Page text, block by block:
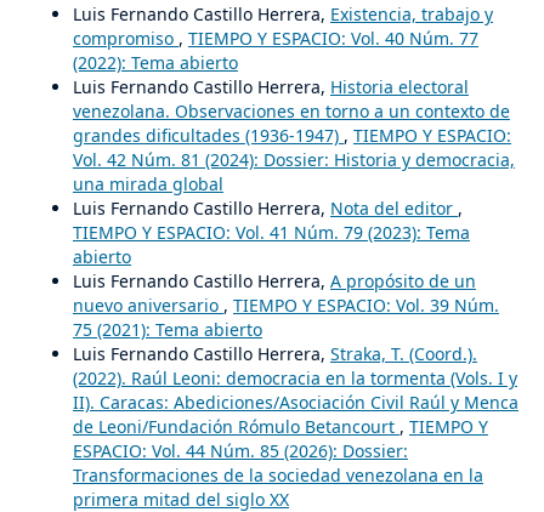
Luis Fernando Castillo Herrera, Existencia, trabajo y
compromiso , TIEMPO Y ESPACIO: Vol. 40 Núm. 77
(2022): Tema abierto
Luis Fernando Castillo Herrera, Historia electoral
venezolana. Observaciones en torno a un contexto de
grandes dificultades (1936-1947) , TIEMPO Y ESPACIO:
Vol. 42 Núm. 81 (2024): Dossier: Historia y democracia,
una mirada global
Luis Fernando Castillo Herrera, Nota del editor ,
TIEMPO Y ESPACIO: Vol. 41 Núm. 79 (2023): Tema
abierto
Luis Fernando Castillo Herrera, A propósito de un
nuevo aniversario , TIEMPO Y ESPACIO: Vol. 39 Núm.
75 (2021): Tema abierto
Luis Fernando Castillo Herrera, Straka, T. (Coord.).
(2022). Raúl Leoni: democracia en la tormenta (Vols. I y
II). Caracas: Abediciones/Asociación Civil Raúl y Menca
de Leoni/Fundación Rómulo Betancourt , TIEMPO Y
ESPACIO: Vol. 44 Núm. 85 (2026): Dossier:
Transformaciones de la sociedad venezolana en la
primera mitad del siglo XX